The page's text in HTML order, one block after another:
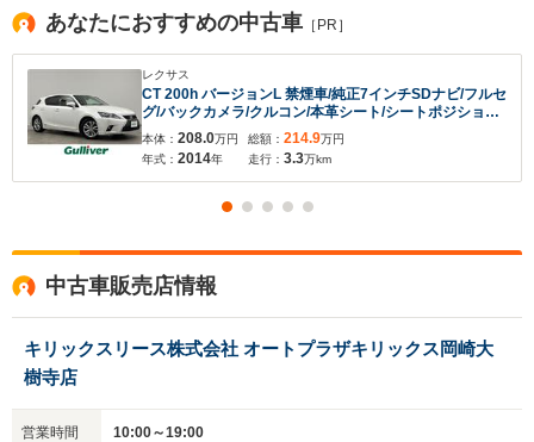
あなたにおすすめの中古車 ［PR］
レクサス
CT 200h バージョンL 禁煙車/純正7インチSDナビ/フルセ
グ/バックカメラ/クルコン/本革シート/シートポジション
メモリ/パワーシート/シートヒーター/ステアリングスイ
ッチ/パドルシフト/LEDオート/フォグ/ETC/前方ドラレコ/
純正16インチAW
本体： 208.0万円
年式： 2014年
総額： 214.9万円
走行： 3.3万km
中古車販売店情報
キリックスリース株式会社 オートプラザキリックス岡崎大
樹寺店
営業時間 10:00～19:00
入力途中の情報を保存しますか？
※次回問い合わせをする際に自動入力されます